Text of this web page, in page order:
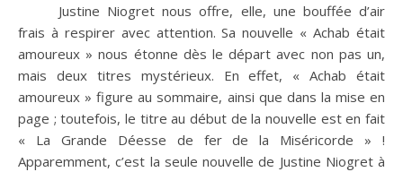
Justine Niogret nous offre, elle, une bouffée d’air
frais à respirer avec attention. Sa nouvelle « Achab était
amoureux » nous étonne dès le départ avec non pas un,
mais deux titres mystérieux. En effet, « Achab était
amoureux » figure au sommaire, ainsi que dans la mise en
page ; toutefois, le titre au début de la nouvelle est en fait
« La Grande Déesse de fer de la Miséricorde » !
Apparemment, c’est la seule nouvelle de Justine Niogret à